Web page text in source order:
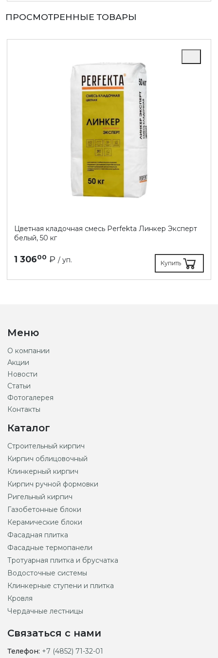
ПРОСМОТРЕННЫЕ ТОВАРЫ
Цветная кладочная смесь Perfekta Линкер Эксперт
белый, 50 кг
1 30600 ₽ / уп. Купить
Меню
О компании
Акции
Новости
Статьи
Фотогалерея
Контакты
Каталог
Строительный кирпич
Кирпич облицовочный
Клинкерный кирпич
Кирпич ручной формовки
Ригельный кирпич
Газобетонные блоки
Керамические блоки
Фасадная плитка
Фасадные термопанели
Тротуарная плитка и брусчатка
Водосточные системы
Клинкерные ступени и плитка
Кровля
Чердачные лестницы
Связаться с нами
Телефон: +7 (4852) 71-32-01